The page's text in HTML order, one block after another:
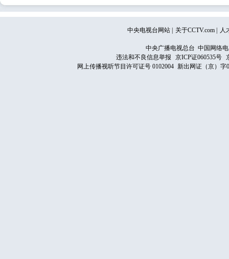
中央电视台网站 关于CCTV.com 人
中央广播电视总台 中国网络
违法和不良信息举报
京ICP证060535号
网上传播视听节目许可证号 0102004 新出网证（京）